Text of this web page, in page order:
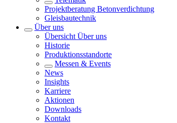
Projektberatung Betonverdichtung
Gleisbautechnik
Über uns
Übersicht Über uns
Historie
Produktionsstandorte
Messen & Events
News
Insights
Karriere
Aktionen
Downloads
Kontakt